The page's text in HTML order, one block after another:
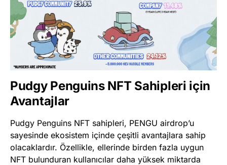
Pudgy Penguins NFT Sahipleri için
Avantajlar
Pudgy Penguins NFT sahipleri, PENGU airdrop’u
sayesinde ekosistem içinde çeşitli avantajlara sahip
olacaklardır. Özellikle, ellerinde birden fazla uygun
NFT bulunduran kullanıcılar daha yüksek miktarda